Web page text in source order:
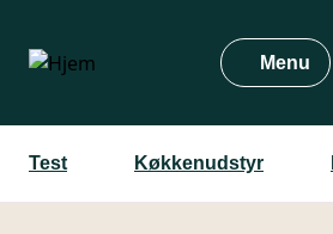
hovedindhold
Menu
Test Køkkenudstyr